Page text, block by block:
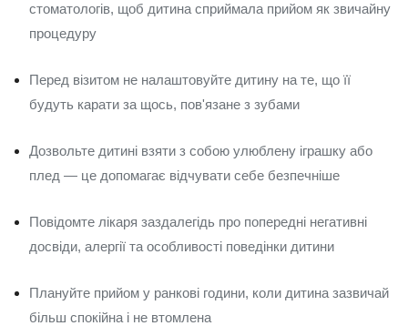
стоматологів, щоб дитина сприймала прийом як звичайну
процедуру
Перед візитом не налаштовуйте дитину на те, що її
будуть карати за щось, пов'язане з зубами
Дозвольте дитині взяти з собою улюблену іграшку або
плед — це допомагає відчувати себе безпечніше
Повідомте лікаря заздалегідь про попередні негативні
досвіди, алергії та особливості поведінки дитини
Плануйте прийом у ранкові години, коли дитина зазвичай
більш спокійна і не втомлена